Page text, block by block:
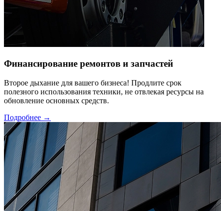
Финансирование ремонтов и запчастей
Второе дыхание для вашего бизнеса! Продлите срок
полезного использования техники, не отвлекая ресурсы на
обновление основных средств.
Подробнее →